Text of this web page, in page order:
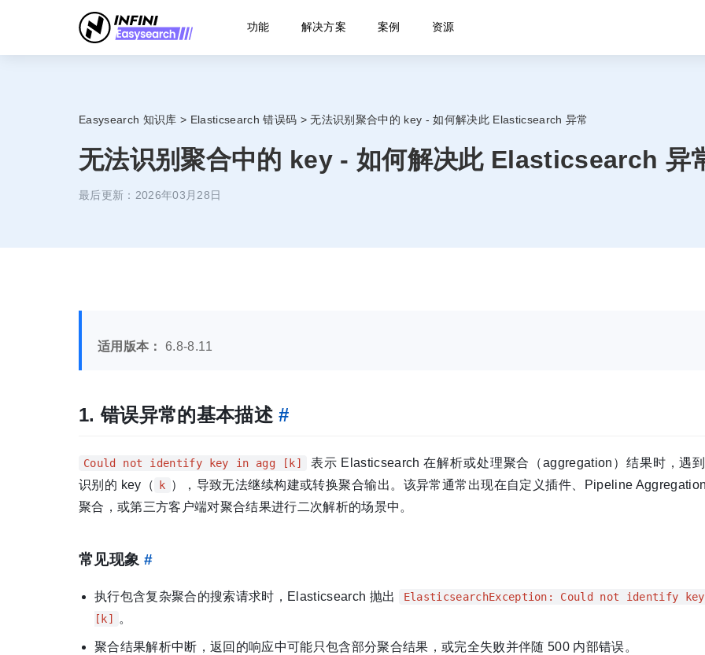
功能 解决方案 案例 资源
Easysearch 知识库 > Elasticsearch 错误码 > 无法识别聚合中的 key - 如何解决此 Elasticsearch 异常
无法识别聚合中的 key - 如何解决此 Elasticsearch 异
最后更新：2026年03月28日
适用版本： 6.8-8.11
1. 错误异常的基本描述#
Could not identify key in agg [k]
表示 Elasticsearch 在解析或处理聚合（aggregation）结果时，遇
识别的 key（
k ），导致无法继续构建或转换聚合输出。该异常通常出现在自定义插件、Pipeline
聚合，或第三方客户端对聚合结果进行二次解析的场景中。
常见现象 #
执行包含复杂聚合的搜索请求时，Elasticsearch 抛出
ElasticsearchException: Could not identify
[k]
。
聚合结果解析中断，返回的响应中可能只包含部分聚合结果，或完全失败并伴随 500 内部错误。